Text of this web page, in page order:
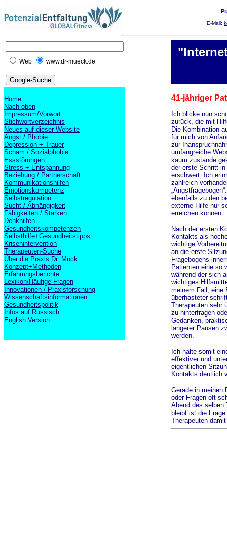
E-Mail:
Web www.dr-mueck.de
Home
Nach oben
Impressum/Vorwort
Stichwortverzeichnis
Neues auf dieser Website
Angst / Phobie
Depression + Trauer
Scham / Sozialphobie
Essstörungen
Stress + Entspannung
Beziehung / Partnerschaft
Kommunikationshilfen
Emotionskompetenz
Selbstregulation
Sucht / Abhängigkeit
Fähigkeiten / Stärken
Denkhilfen
Gesundheitskompetenzen
Selbsthilfe+Gesundheitstipps
Krisenintervention
Therapeuten-Suche
Über die Praxis Dr. Mück
Konzept+Methoden
Erfahrungsberichte
Lexikon/Häufige Fragen
Innovationen / Praxisforschung
Wissenschaftsinformationen
Gesundheitspolitik
Infos auf Russisch
English Version
41-jähriger
Ich blicke nun
zurück, die mit
Die Kombination
für mich von
zur
umfangreiche
kaum zustande
der erste Schritt
erschwert. Ich
zahlreich
ebenfalls zu den
externe Hilfe nur
erreichen können.
Nach der ersten
Kontakts als
wichtige
an die erste
Fragebogens
Patienten eine so
während der sich
wichtiges
meinem Fall, eine
überhasteter
Therapeuten sehr
zu hinterfragen
Gedanken,
längerer Pausen
werden.
Ich halte somit
effektiver und
eigentlichen
Kontakts deutlich
Gerade in meinen
oder Fragen oft
Abend des selben
bleibt ist die
Therapeuten